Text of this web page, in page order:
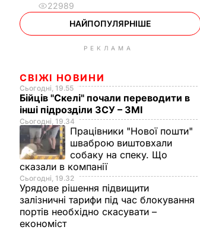
22989
НАЙПОПУЛЯРНІШЕ
РЕКЛАМА
СВІЖІ НОВИНИ
Сьогодні, 19.55
Бійців "Скелі" почали переводити в
інші підрозділи ЗСУ – ЗМІ
Сьогодні, 19.34
Працівники "Нової пошти"
шваброю виштовхали
собаку на спеку. Що
сказали в компанії
Сьогодні, 19.32
Урядове рішення підвищити
залізничні тарифи під час блокування
портів необхідно скасувати –
економіст